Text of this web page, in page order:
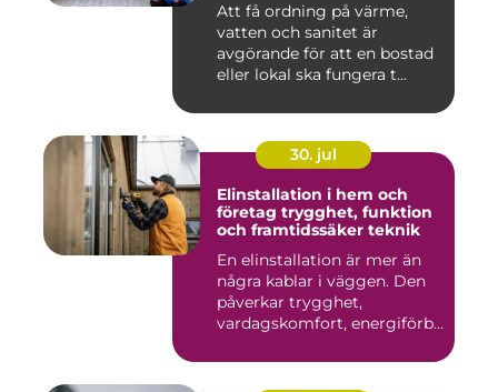
Att få ordning på värme,
vatten och sanitet är
avgörande för att en bostad
eller lokal ska fungera t...
30. jul
Elinstallation i hem och
företag trygghet, funktion
och framtidssäker teknik
En elinstallation är mer än
några kablar i väggen. Den
påverkar trygghet,
vardagskomfort, energiförb...